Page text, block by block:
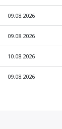
09.08.2026
09.08.2026
10.08.2026
09.08.2026